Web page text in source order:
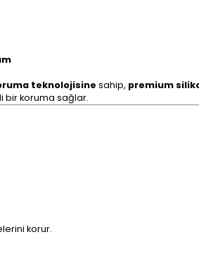
teknolojisine sahip, premium
bir koruma sağlar.
korur.